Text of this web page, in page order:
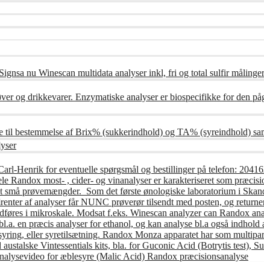
nu Winescan multidata analyser inkl, fri og total sulfir målinger
og drikkevarer. Enzymatiske analyser er biospecifikke for den
bestemmelse af Brix% (sukkerindhold) og TA% (syreindhold)
Henrik for eventuelle spørgsmål og bestillinger på telefon:
most- , cider- og vinanalyser er karakteriseret som
små prøvemængder. Som det første ønologiske laboratorium i
af analyser får NUNC prøverør tilsendt med posten, og
i mikroskale. Modsat f.eks. Winescan analyzer can Randox
en præcis analyser for ethanol, og kan analyse bl.a også
eller syretilsætning. Randox Monza apparatet har som
Vintessentials kits, bla. for Guconic Acid (Botrytis test),
for æblesyre (Malic Acid) Randox præcisionsanalyse